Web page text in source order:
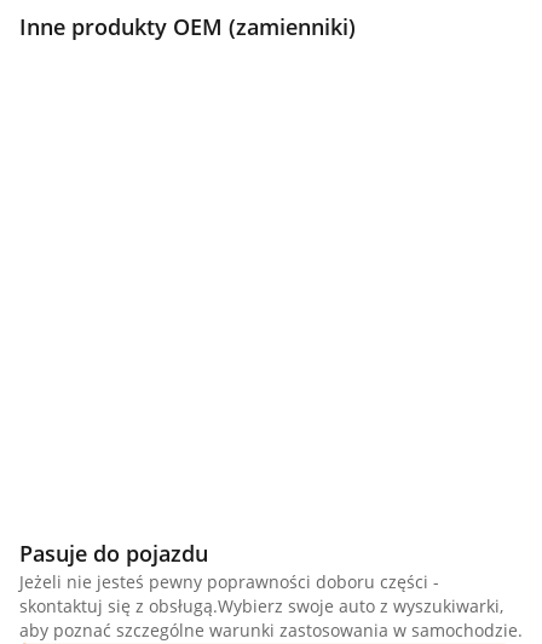
Inne produkty OEM (zamienniki)
Pasuje do pojazdu
Jeżeli nie jesteś pewny poprawności doboru części -
skontaktuj się z obsługą.Wybierz swoje auto z wyszukiwarki,
aby poznać szczególne warunki zastosowania w samochodzie.